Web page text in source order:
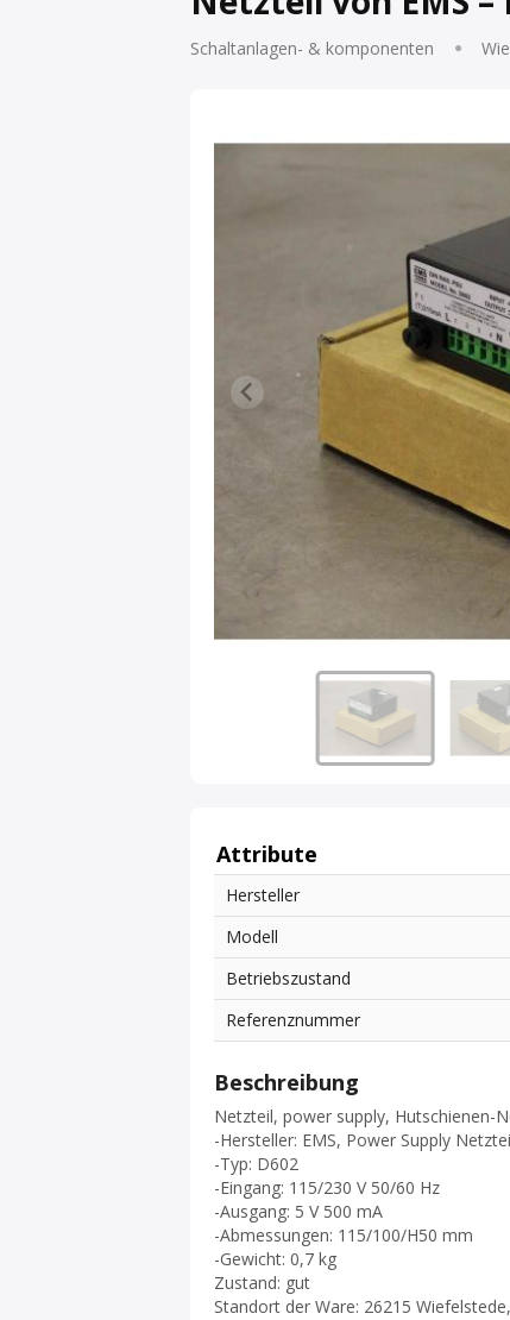
Schaltanlagen- & komponenten
Attribute
Hersteller
Modell
Betriebszustand
Referenznummer
Beschreibung
Netzteil, power supply, Hutschienen-
-Hersteller: EMS, Power Supply
-Typ: D602
-Eingang: 115/230 V 50/60 Hz
-Ausgang: 5 V 500 mA
-Abmessungen: 115/100/H50 mm
-Gewicht: 0,7 kg
Zustand: gut
Standort der Ware: 26215